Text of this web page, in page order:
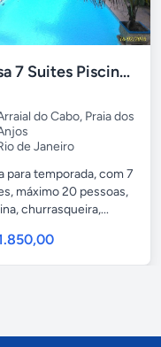
Casa 7 Suites Piscina - Praia dos Anjos
do Cabo, Praia dos
de Janeiro
para temporada, com 7
máximo 20 pessoas,
churrasqueira,...